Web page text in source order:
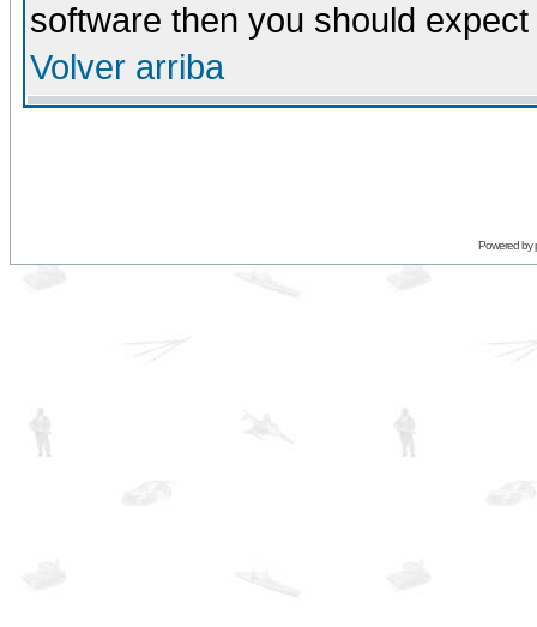
software then you should
Volver arriba
Powered by